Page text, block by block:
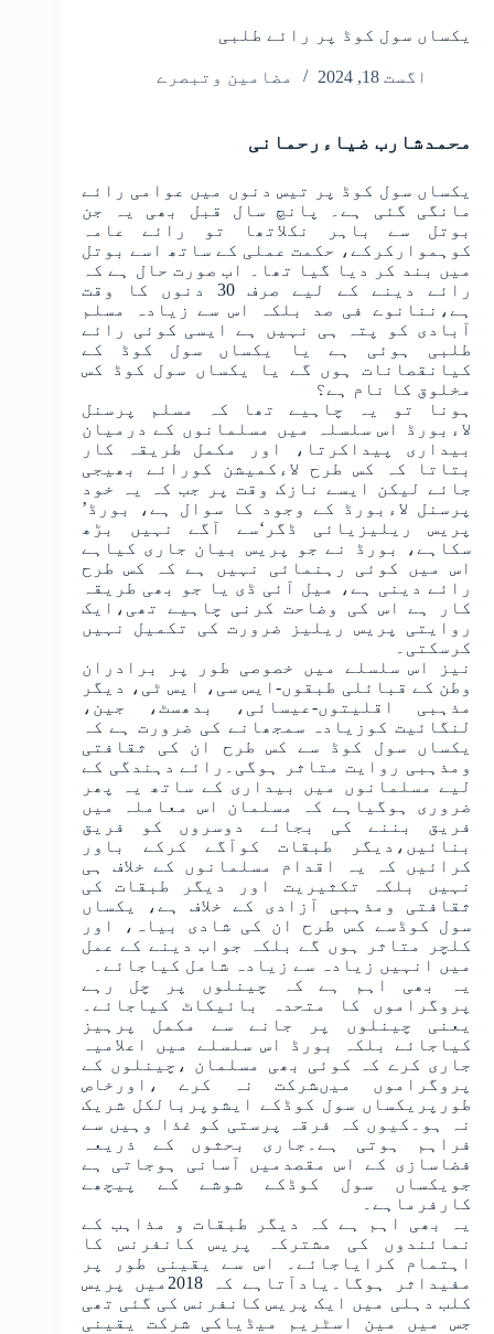
یکساں سول کوڈ پر رائے طلبی
اگست 18, 2024 مضامین وتبصرے
محمدشارب ضیاءرحمانی
یکساں سول کوڈ پر تیس دنوں میں عوامی رائے
مانگی گئی ہے۔ پانچ سال قبل بھی یہ جن
بوتل سے باہر نکلاتھا تو رائے عامہ
کوہموارکرکے، حکمت عملی کے ساتھ اسے بوتل
میں بند کر دیا گیا تھا۔ اب صورت حال ہے کہ
رائے دینے کے لیے صرف 30 دنوں کا وقت
ہے،ننانوے فی صد بلکہ اس سے زیادہ مسلم
آبادی کو پتہ ہی نہیں ہے ایسی کوئی رائے
طلبی ہوئی ہے یا یکساں سول کوڈ کے
کیانقصانات ہوں گے یا یکساں سول کوڈ کس
مخلوق کا نام ہے؟
ہونا تو یہ چاہیے تھا کہ مسلم پرسنل
لاءبورڈ اس سلسلہ میں مسلمانوں کے درمیان
بیداری پیداکرتا، اور مکمل طریقہ کار
بتاتا کہ کس طرح لاءکمیشن کورائے بھیجی
جائے لیکن ایسے نازک وقت پر جب کہ یہ خود
پرسنل لاءبورڈ کے وجود کا سوال ہے، بورڈ’
پریس ریلیزیائی ڈگر‘سے آگے نہیں بڑھ
سکاہے، بورڈ نے جو پریس بیان جاری کیاہے
اس میں کوئی رہنمائی نہیں ہے کہ کس طرح
رائے دینی ہے، میل آئی ڈی یا جو بھی طریقہ
کار ہے اس کی وضاحت کرنی چاہیے تھی،ایک
روایتی پریس ریلیز ضرورت کی تکمیل نہیں
کرسکتی۔
نیز اس سلسلے میں خصوصی طور پر برادران
وطن کے قبائلی طبقوں-ایس سی، ایس ٹی، دیگر
مذہبی اقلیتوں-عیسائی، بدھسٹ، جین،
لنگائیت کوزیادہ سمجھانے کی ضرورت ہے کہ
یکساں سول کوڈ سے کس طرح ان کی ثقافتی
ومذہبی روایت متاثر ہوگی۔رائے دہندگی کے
لیے مسلمانوں میں بیداری کے ساتھ یہ پھر
ضروری ہوگیاہے کہ مسلمان اس معاملہ میں
فریق بننے کی بجائے دوسروں کو فریق
بنائیں،دیگر طبقات کوآگے کرکے باور
کرائیں کہ یہ اقدام مسلمانوں کے خلاف ہی
نہیں بلکہ تکثیریت اور دیگر طبقات کی
ثقافتی ومذہبی آزادی کے خلاف ہے، یکساں
سول کوڈسے کس طرح ان کی شادی بیاہ، اور
کلچر متاثر ہوں گے بلکہ جواب دینے کے عمل
میں انہیں زیادہ سے زیادہ شامل کیاجائے۔
یہ بھی اہم ہے کہ چینلوں پر چل رہے
پروگراموں کا متحدہ بائیکاٹ کیاجائے۔
یعنی چینلوں پر جانے سے مکمل پرہیز
کیاجائے بلکہ بورڈ اس سلسلے میں اعلامیہ
جاری کرے کہ کوئی بھی مسلمان ،چینلوں کے
پروگراموں میںشرکت نہ کرے ،اورخاص
طورپریکساں سول کوڈکے ایشوپربالکل شریک
نہ ہو۔کیوں کہ فرقہ پرستی کو غذا وہیں سے
فراہم ہوتی ہے۔جاری بحثوں کے ذریعہ
فضاسازی کے اس مقصدمیں آسانی ہوجاتی ہے
جویکساں سول کوڈکے شوشے کے پیچھے
کارفرماہے۔
یہ بھی اہم ہے کہ دیگر طبقات و مذاہب کے
نمائندوں کی مشترکہ پریس کانفرنس کا
اہتمام کرایاجائے۔ اس سے یقینی طور پر
مفیداثر ہوگا۔یادآتاہے کہ 2018میں پریس
کلب دہلی میں ایک پریس کانفرنس کی گئی تھی
جس میں مین اسٹریم میڈیاکی شرکت یقینی